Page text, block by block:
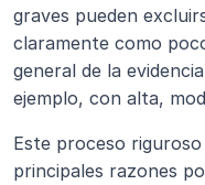
graves pueden
claramente como
general de la
ejemplo, con alta,
Este proceso
principales razones